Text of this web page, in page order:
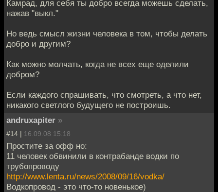
Камрад, для себя ты добро всегда можешь сделать,
нажав "выкл."
Но ведь смысл жизни человека в том, чтобы делать
добро и другим?
Как можно молчать, когда не всех еще оделили
добром?
Если каждого спрашивать, что смотреть, а что нет,
никакого светлого будущего не построишь.
andruxapiter »
#14 | 16.09.08 15:18
Простите за офф но:
11 человек обвинили в контрабанде водки по
трубопроводу
http://www.lenta.ru/news/2008/09/16/vodka/
Водкопровод - это что-то новенькое)